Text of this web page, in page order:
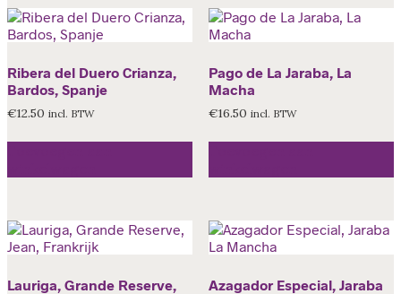
Ribera del Duero Crianza,
Bardos, Spanje
€12.50 incl. BTW
Pago de La Jaraba, La
Macha
€16.50 incl. BTW
Lauriga, Grande Reserve,
Azagador Especial, Jaraba